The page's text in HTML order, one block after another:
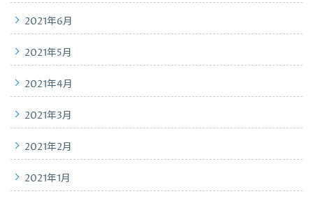
2021年6月
2021年5月
2021年4月
2021年3月
2021年2月
2021年1月